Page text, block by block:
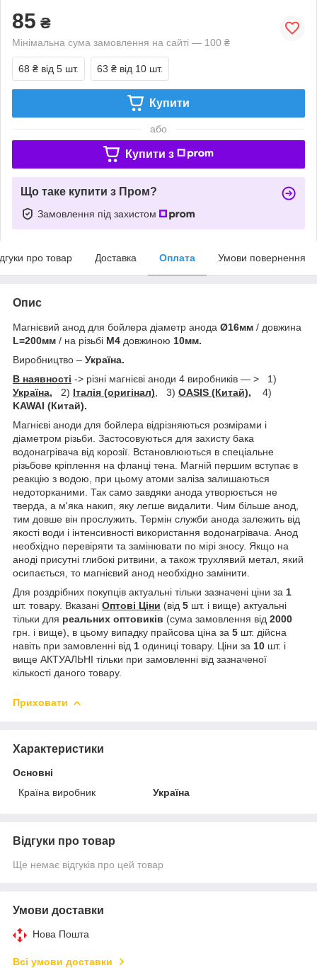
85 ₴
Мінімальна сума замовлення на сайті — 100 ₴
68 ₴ від 5 шт. 63 ₴ від 10 шт.
Купити
або
Купити з
Що таке купити з Пром?
Замовлення під захистом
про товар Доставка Оплата Умови повернення
Опис
Магнієвий анод для бойлера діаметр анода Ø16мм / довжина
L=200мм / на різьбі М4 довжиною 10мм.
Виробництво – Україна.
В наявності -> різні магнієві аноди 4 виробників — > 1)
Україна, 2) Італія (оригінал) , 3) OASIS (Китай), 4)
KAWAI (Китай).
Магнієві аноди для бойлера відрізняються розмірами і
діаметром різьби. Застосовуються для захисту бака
водонагрівача від корозії. Встановлюються в спеціальне
різьбове кріплення на фланці тена. Магній першим вступає в
реакцію з водою, при цьому атоми заліза залишаються
недоторканими. Так само завдяки анода утворюється не
тверда, а м'яка накип, яку легше видалити. Чим більше анод,
тим довше він прослужить. Термін служби анода залежить від
якості води і інтенсивності використання водонагрівача. Анод
необхідно перевіряти та замінювати по мірі зносу. Якщо на
аноді присутні глибокі ритвини, а також трухлявий метал, який
осипається, то магнієвий анод необхідно замінити.
Для роздрібних покупців актуальні тільки зазначені ціни за 1
шт. товару. Вказані Оптові Ціни (від 5 шт. і вище) актуальні
тільки для реальних оптовиків (сума замовлення від 2000
грн. і вище), в цьому випадку прайсова ціна за 5 шт. дійсна
навіть при замовленні від 1 одиниці товару. Ціни за 10 шт. і
вище АКТУАЛЬНІ тільки при замовленні від зазначеної
кількості даного товару.
Приховати
Характеристики
Основні
Країна виробник
Україна
Відгуки про товар
Ще немає відгуків про цей товар
Умови доставки
Нова Пошта
Всі умови доставки